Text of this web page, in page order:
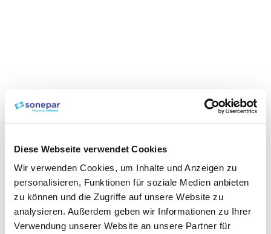
Diese Webseite verwendet Cookies
Wir verwenden Cookies, um Inhalte und Anzeigen zu
personalisieren, Funktionen für soziale Medien anbieten
zu können und die Zugriffe auf unsere Website zu
analysieren. Außerdem geben wir Informationen zu Ihrer
Verwendung unserer Website an unsere Partner für